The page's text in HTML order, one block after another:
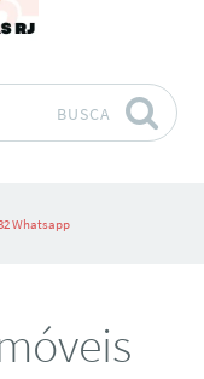
BUSCA
Whatsapp